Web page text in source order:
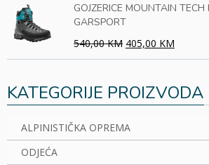
GOJZERICE MOUNTAIN
GARSPORT
540,00 KM 405,00 KM
KATEGORIJE PROIZVODA
ALPINISTIČKA OPREMA
ODJEĆA